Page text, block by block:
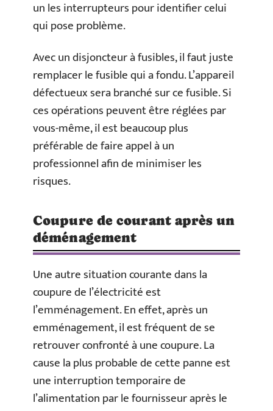
un les interrupteurs pour identifier celui
qui pose problème.
Avec un disjoncteur à fusibles, il faut juste
remplacer le fusible qui a fondu. L’appareil
défectueux sera branché sur ce fusible. Si
ces opérations peuvent être réglées par
vous-même, il est beaucoup plus
préférable de faire appel à un
professionnel afin de minimiser les
risques.
Coupure de courant après un
déménagement
Une autre situation courante dans la
coupure de l’électricité est
l’emménagement. En effet, après un
emménagement, il est fréquent de se
retrouver confronté à une coupure. La
cause la plus probable de cette panne est
une interruption temporaire de
l’alimentation par le fournisseur après le